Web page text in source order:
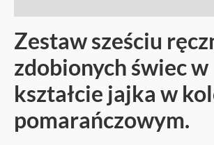
Zestaw sześciu
zdobionych świec w
kształcie jajka w
pomarańczowym.